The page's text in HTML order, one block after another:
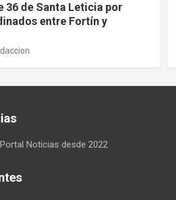
36 de Santa Leticia por
entre Fortín y
Noticias desde 2022